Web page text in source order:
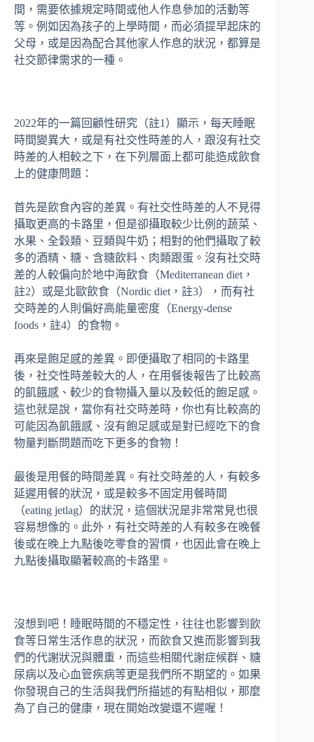
間，需要依據規定時間或他人作息參加的活動等
等。例如因為孩子的上學時間，而必須提早起床的
父母，或是因為配合其他家人作息的狀況，都算是
社交節律需求的一種。
2022年的一篇回顧性研究（註1）顯示，每天睡眠
時間變異大，或是有社交性時差的人，跟沒有社交
時差的人相較之下，在下列層面上都可能造成飲食
上的健康問題：
首先是飲食內容的差異。有社交性時差的人不見得
攝取更高的卡路里，但是卻攝取較少比例的蔬菜、
水果、全穀類、豆類與牛奶；相對的他們攝取了較
多的酒精、糖、含糖飲料、肉類跟蛋。沒有社交時
差的人較偏向於地中海飲食（Mediterranean diet，
註2）或是北歐飲食（Nordic diet，註3），而有社
交時差的人則偏好高能量密度（Energy-dense
foods，註4）的食物。
再來是飽足感的差異。即便攝取了相同的卡路里
後，社交性時差較大的人，在用餐後報告了比較高
的飢餓感、較少的食物攝入量以及較低的飽足感。
這也就是說，當你有社交時差時，你也有比較高的
可能因為飢餓感、沒有飽足感或是對已經吃下的食
物量判斷問題而吃下更多的食物！
最後是用餐的時間差異。有社交時差的人，有較多
延遲用餐的狀況，或是較多不固定用餐時間
（eating jetlag）的狀況，這個狀況是非常常見也很
容易想像的。此外，有社交時差的人有較多在晚餐
後或在晚上九點後吃零食的習慣，也因此會在晚上
九點後攝取顯著較高的卡路里。
沒想到吧！睡眠時間的不穩定性，往往也影響到飲
食等日常生活作息的狀況，而飲食又進而影響到我
們的代謝狀況與體重，而這些相關代謝症候群、糖
尿病以及心血管疾病等更是我們所不期望的。如果
你發現自己的生活與我們所描述的有點相似，那麼
為了自己的健康，現在開始改變還不遲喔！